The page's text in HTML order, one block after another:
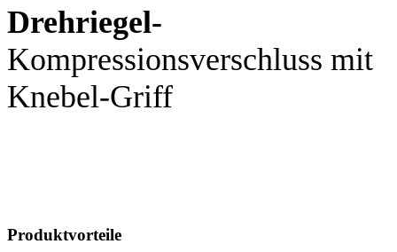
Drehriegel-
Kompressionsverschluss mit
Knebel-Griff
Produktvorteile